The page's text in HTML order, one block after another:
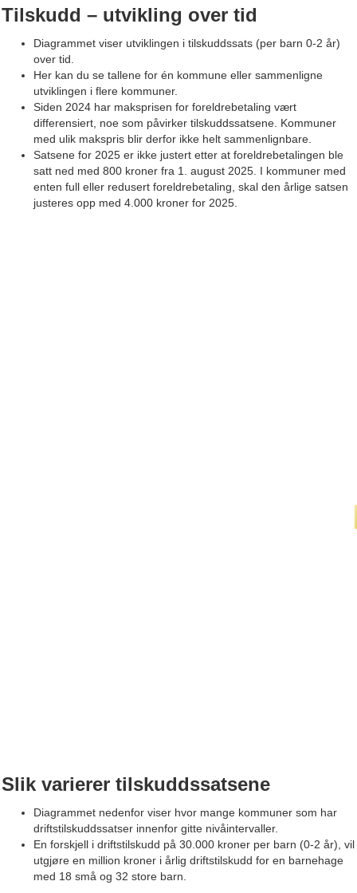
Tilskudd – utvikling over tid
Diagrammet viser utviklingen i tilskuddssats (per barn 0-2 år)
over tid.
Her kan du se tallene for én kommune eller sammenligne
utviklingen i flere kommuner.
Siden 2024 har maksprisen for foreldrebetaling vært
differensiert, noe som påvirker tilskuddssatsene. Kommuner
med ulik makspris blir derfor ikke helt sammenlignbare.
Satsene for 2025 er ikke justert etter at foreldrebetalingen ble
satt ned med 800 kroner fra 1. august 2025. I kommuner med
enten full eller redusert foreldrebetaling, skal den årlige satsen
justeres opp med 4.000 kroner for 2025.
Slik varierer tilskuddssatsene
Diagrammet nedenfor viser hvor mange kommuner som har
driftstilskuddssatser innenfor gitte nivåintervaller.
En forskjell i driftstilskudd på 30.000 kroner per barn (0-2 år), vil
utgjøre en million kroner i årlig driftstilskudd for en barnehage
med 18 små og 32 store barn.